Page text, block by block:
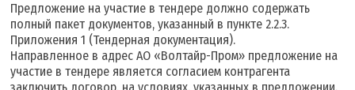
Предложение на участие в тендере должно содержать
полный пакет документов, указанный в пункте 2.2.3.
Приложения 1 (Тендерная документация).
Направленное в адрес АО «Волтайр-Пром» предложение на
участие в тендере является согласием контрагента